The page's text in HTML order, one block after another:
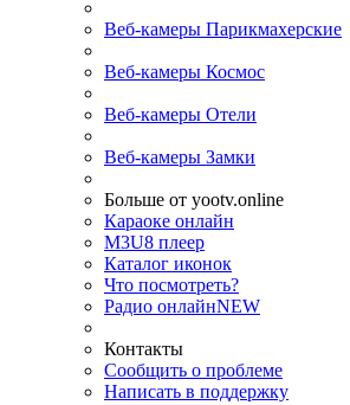
Веб-камеры Парикмахерские
Веб-камеры Космос
Веб-камеры Отели
Веб-камеры Замки
Больше от yootv.online
Караоке онлайн
M3U8 плеер
Каталог иконок
Что посмотреть?
Радио онлайнNEW
Контакты
Сообщить о проблеме
Написать в поддержку